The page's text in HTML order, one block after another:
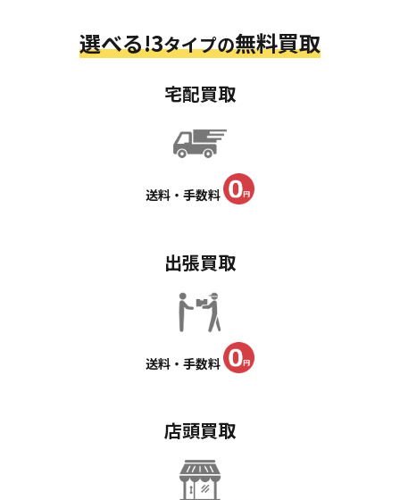
選べる!3タイプの無料買取
宅配買取
送料・手数料
出張買取
送料・手数料
店頭買取